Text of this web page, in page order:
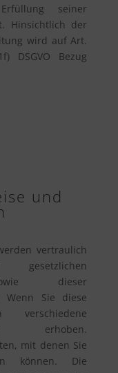
seiner
Hinsichtlich der
wird auf Art.
Bezug
und
vertraulich
dieser
Wenn Sie diese
erhoben.
mit denen Sie
können. Die